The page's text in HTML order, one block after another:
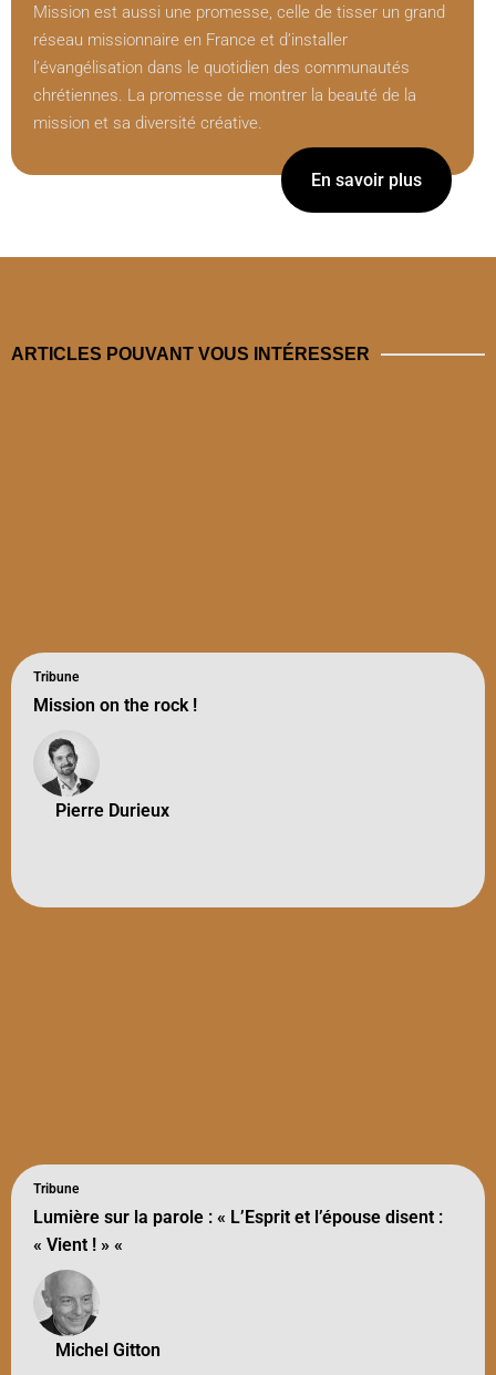
Mission est aussi une promesse, celle de tisser un grand
réseau missionnaire en France et d’installer
l’évangélisation dans le quotidien des communautés
chrétiennes. La promesse de montrer la beauté de la
mission et sa diversité créative.
En savoir plus
ARTICLES POUVANT VOUS INTÉRESSER
Tribune
Mission on the rock !
Pierre Durieux
Tribune
Lumière sur la parole : « L’Esprit et l’épouse disent :
« Vient ! » «
Michel Gitton